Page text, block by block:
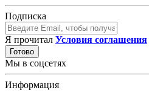
Подписка
Я прочитал Условия соглашения
Готово
Мы в соцсетях
Информация